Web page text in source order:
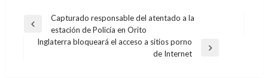
Navegación
Entrada
anterior
Capturado responsable del atentado a la
estación de Policía en Orito
Inglaterra bloqueará el acceso a sitios porno
de Internet